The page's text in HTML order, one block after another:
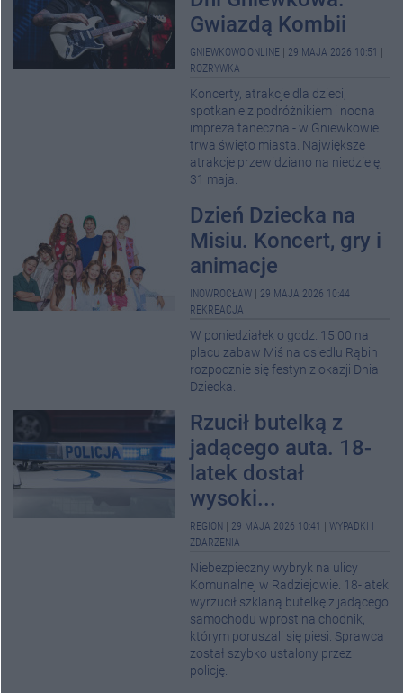
Gwiazdą Kombii
GNIEWKOWO.ONLINE 29 MAJA 2026 10:51
ROZRYWKA
Koncerty, atrakcje dla dzieci,
spotkanie z podróżnikiem i nocna
impreza taneczna - w Gniewkowie
trwa święto miasta. Największe
atrakcje przewidziano na niedzielę,
31 maja.
Dzień Dziecka na
Misiu. Koncert, gry i
animacje
INOWROCŁAW 29 MAJA 2026 10:44
REKREACJA
W poniedziałek o godz. 15.00 na
placu zabaw Miś na osiedlu Rąbin
rozpocznie się festyn z okazji Dnia
Dziecka.
Rzucił butelką z
jadącego auta. 18-
latek dostał
wysoki...
REGION 29 MAJA 2026 10:41
WYPADKI I
ZDARZENIA
Niebezpieczny wybryk na ulicy
Komunalnej w Radziejowie. 18-latek
wyrzucił szklaną butelkę z jadącego
samochodu wprost na chodnik,
którym poruszali się piesi. Sprawca
został szybko ustalony przez
policję.